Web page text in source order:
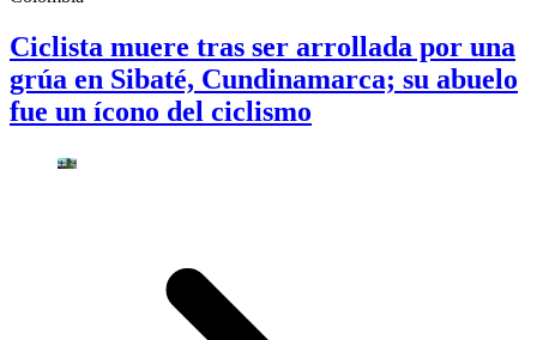
Ciclista muere tras ser arrollada por una
grúa en Sibaté, Cundinamarca; su abuelo
fue un ícono del ciclismo